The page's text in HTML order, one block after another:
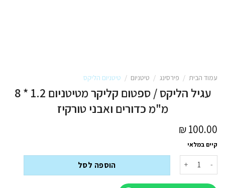
עמוד הבית / פירסינג / טיטניום / טיטניום הליקס
עגיל הליקס / ספטום קליקר מטיטניום 1.2 * 8
מ"מ כדורים ואבני טורקיז
100.00
₪
קיים במלאי
כמות של עגיל הליקס / ספטום קליקר מטיטניום 1.2 * 8 מ"מ כדורים ואבני טורקיז
הוספה לסל